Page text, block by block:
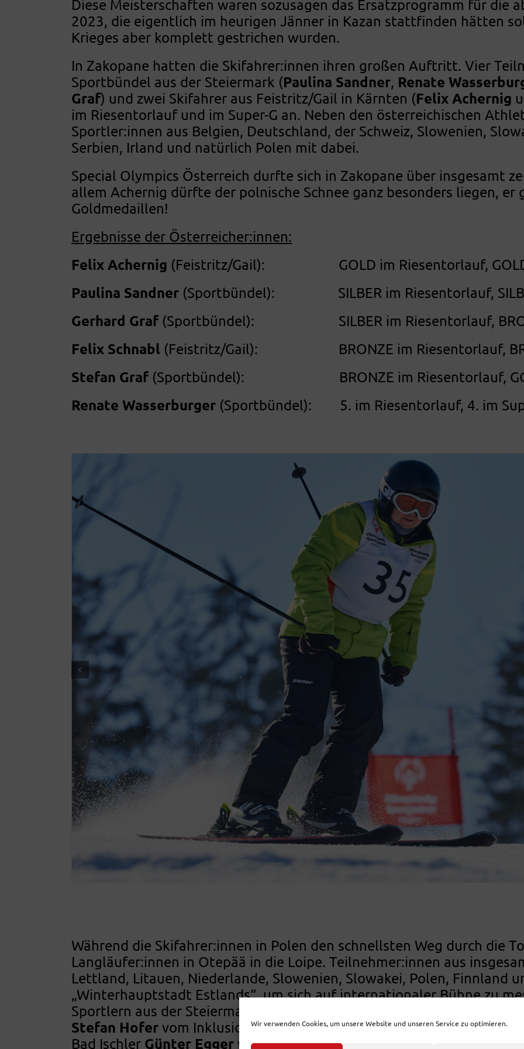
Wir verwenden Cookies, um unsere Website und unseren Service zu optimieren.
Diese Meisterschaften waren sozusagen das Ersatzprogramm für die
2023, die eigentlich im heurigen Jänner in Kazan stattfinden hätten
Krieges aber komplett gestrichen wurden.
In Zakopane hatten die Skifahrer:innen ihren großen Auftritt. Vier
Sportbündel aus der Steiermark (Paulina Sandner, Renate
Graf) und zwei Skifahrer aus Feistritz/Gail in Kärnten (Felix Achernig
im Riesentorlauf und im Super-G an. Neben den österreichischen
Sportler:innen aus Belgien, Deutschland, der Schweiz, Slowenien,
Serbien, Irland und natürlich Polen mit dabei.
Special Olympics Österreich durfte sich in Zakopane über insgesamt
allem Achernig dürfte der polnische Schnee ganz besonders liegen, er
Goldmedaillen!
Ergebnisse der Österreicher:innen:
Felix Achernig (Feistritz/Gail): GOLD im Riesentorlauf, GOLD
Paulina Sandner(Sportbündel): SILBER im Riesentorlauf,
Gerhard Graf(Sportbündel): SILBER im Riesentorlauf,
Felix Schnabl (Feistritz/Gail): BRONZE im Riesentorlauf,
Stefan Graf(Sportbündel): BRONZE im Riesentorlauf,
Renate Wasserburger(Sportbündel): 5. im Riesentorlauf, 4. im
Während die Skifahrer:innen in Polen den schnellsten Weg durch die
Langläufer:innen in Otepää in die Loipe. Teilnehmer:innen aus
Lettland, Litauen, Niederlande, Slowenien, Slowakei, Polen, Finnland
„Winterhauptstadt Estlands“, um sich auf internationaler Bühne zu
Sportlern aus der Steiermark und Oberösterreich vertreten:
Stefan Hofervom Inklusionsteam Joglland,Dominik Maiervon der
Bad Ischler Günter Eggervon der Lebenshilfe Ausseerland. Am Ende